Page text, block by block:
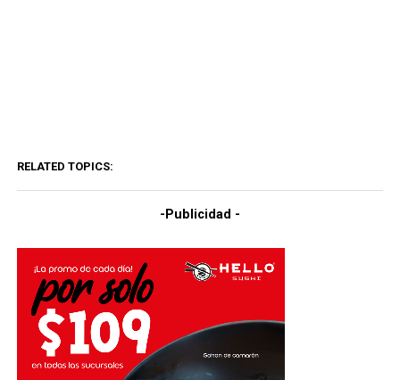
RELATED TOPICS:
-Publicidad -